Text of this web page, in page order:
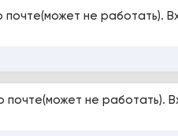
почте(может не работать).
почте(может не работать).